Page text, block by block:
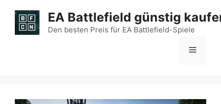
Inhalt
springen
EA Battlefield günstig
Den besten Preis für EA Battlefield-Spiele
Menü